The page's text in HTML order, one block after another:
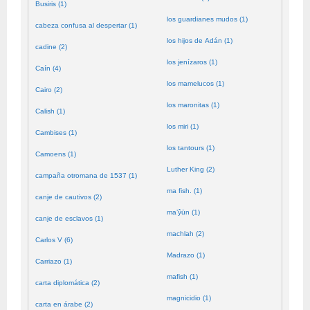
Busiris (1)
cabeza confusa al despertar (1)
cadine (2)
Caín (4)
Cairo (2)
Calish (1)
Cambises (1)
Camoens (1)
campaña otromana de 1537 (1)
canje de cautivos (2)
canje de esclavos (1)
Carlos V (6)
Carriazo (1)
carta diplomática (2)
carta en árabe (2)
los guardianes mudos (1)
los hijos de Adán (1)
los jenízaros (1)
los mamelucos (1)
los maronitas (1)
los miri (1)
los tantours (1)
Luther King (2)
ma fish. (1)
ma’ŷūn (1)
machlah (2)
Madrazo (1)
mafish (1)
magnicidio (1)